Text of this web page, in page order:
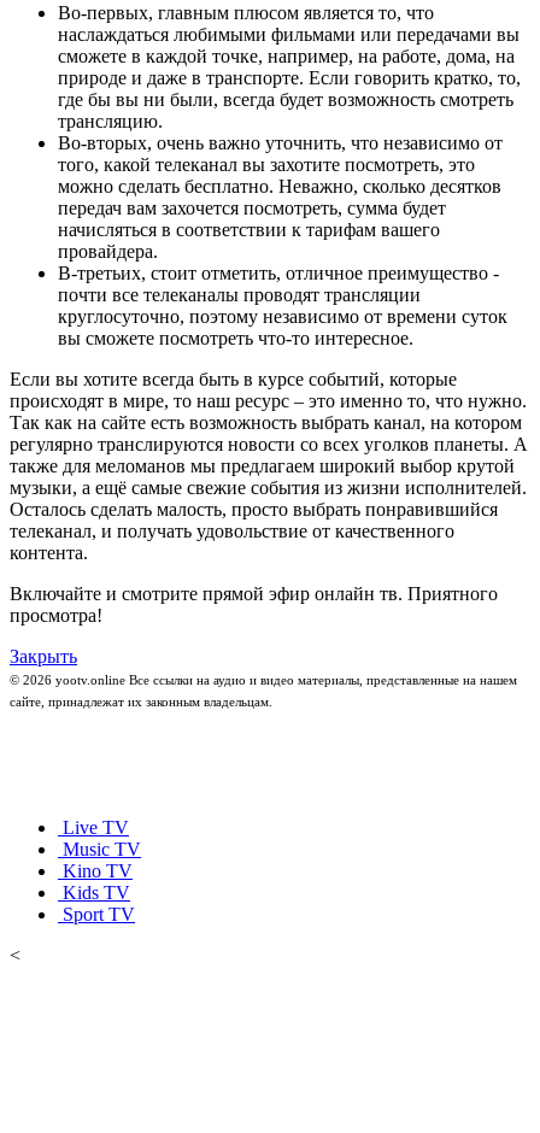
Во-первых, главным плюсом является то, что
наслаждаться любимыми фильмами или передачами вы
сможете в каждой точке, например, на работе, дома, на
природе и даже в транспорте. Если говорить кратко, то,
где бы вы ни были, всегда будет возможность смотреть
трансляцию.
Во-вторых, очень важно уточнить, что независимо от
того, какой телеканал вы захотите посмотреть, это
можно сделать бесплатно. Неважно, сколько десятков
передач вам захочется посмотреть, сумма будет
начисляться в соответствии к тарифам вашего
провайдера.
В-третьих, стоит отметить, отличное преимущество -
почти все телеканалы проводят трансляции
круглосуточно, поэтому независимо от времени суток
вы сможете посмотреть что-то интересное.
Если вы хотите всегда быть в курсе событий, которые
происходят в мире, то наш ресурс – это именно то, что нужно.
Так как на сайте есть возможность выбрать канал, на котором
регулярно транслируются новости со всех уголков планеты. А
также для меломанов мы предлагаем широкий выбор крутой
музыки, а ещё самые свежие события из жизни исполнителей.
Осталось сделать малость, просто выбрать понравившийся
телеканал, и получать удовольствие от качественного
контента.
Включайте и смотрите прямой эфир онлайн тв. Приятного
просмотра!
Закрыть
© 2026 yootv.online Все ссылки на аудио и видео материалы, представленные на нашем
сайте, принадлежат их законным владельцам.
Live TV
Music TV
Kino TV
Kids TV
Sport TV
<